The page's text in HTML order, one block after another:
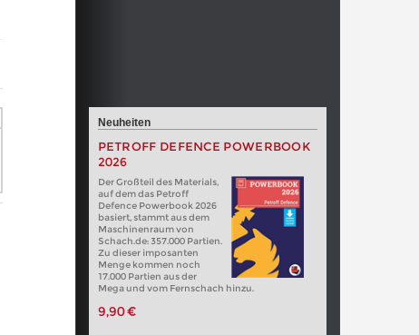
Neuheiten
PETROFF DEFENCE POWERBOOK
2026
Der Großteil des Materials,
auf dem das Petroff
Defence Powerbook 2026
basiert, stammt aus dem
Maschinenraum von
Schach.de: 357.000 Partien.
Zu dieser imposanten
Menge kommen noch
17.000 Partien aus der
Mega und vom Fernschach hinzu.
9,90 €